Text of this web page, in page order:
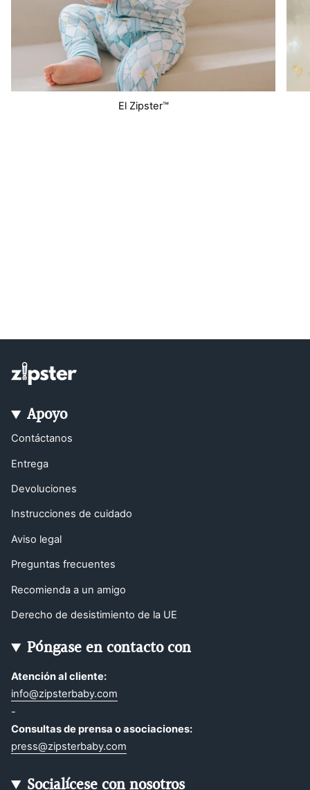
El Zipster™
Apoyo
Contáctanos
Entrega
Devoluciones
Instrucciones de cuidado
Aviso legal
Preguntas frecuentes
Recomienda a un amigo
Derecho de desistimiento de la UE
Póngase en contacto con
Atención al cliente:
info@zipsterbaby.com
-
Consultas de prensa o asociaciones:
press@zipsterbaby.com